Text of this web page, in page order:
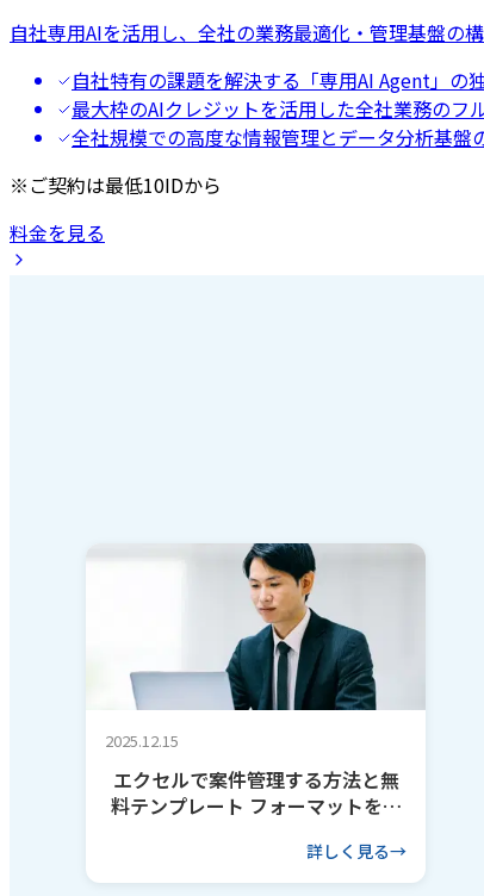
自社専用AIを活用し、全社の業務最適化・管理基盤の
自社特有の課題を解決する「専用AI Agent」の
最大枠のAIクレジットを活用した全社業務のフ
全社規模での高度な情報管理とデータ分析基盤
※ご契約は最低10IDから
料金を見る
2025.12.15
エクセルで案件管理する方法と無
料テンプレート フォーマットを作
詳しく見る